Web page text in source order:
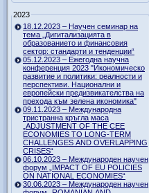
2023
18.12.2023 – Научен семинар на
тема „Дигитализацията в
образованието и финансовия
сектор: стандарти и тенденции“
05.12.2023 – Ежегодна научна
конференция 2023 "Икономическо
развитие и политики: реалности и
перспективи. Национални и
европейски предизвикателства на
прехода към зелена икономика"
09.11.2023 – Международна
тристранна кръгла маса
„ADJUSTMENT OF THE CEE
ECONOMIES TO LONG-TERM
CHALLENGES AND OVERLAPPING
CRISES“
06.10.2023 – Международен научен
форум „IMPACT OF EU POLICIES
ON NATIONAL ECONOMIES“
30.06.2023 – Международен научен